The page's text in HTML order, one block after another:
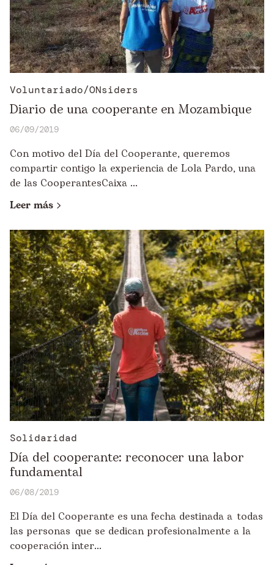
Voluntariado/ONsiders
Diario de una cooperante en Mozambique
06/09/2019
Con motivo del Día del Cooperante, queremos
compartir contigo la experiencia de Lola Pardo, una
de las CooperantesCaixa ...
Leer más
Solidaridad
Día del cooperante: reconocer una labor
fundamental
06/08/2019
El Día del Cooperante es una fecha destinada a todas
las personas que se dedican profesionalmente a la
cooperación inter...